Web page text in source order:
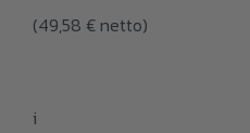
precios:
(49,58 € netto)
i